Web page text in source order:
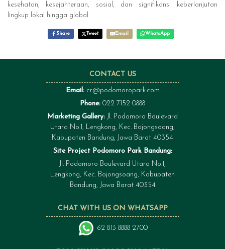
kesehatan, kesejahteraan, sosial, dan signifikansi keberlanjutan
lingkup lokal hingga global.
Share Tweet Email WhatsApp
CHAT WITH US ON WHATSAPP
62 813 8888 2700
CONTACT US
Email: cr@podomoropark.com
Phone: 022 7152 0888
Marketing Gallery: Jl. Podomoro Boulevard
Utara No.1, Lengkong, Kec. Bojongsoang,
Kabupaten Bandung, Jawa Barat 40354
Site Project Podomoro Park Bandung:
Jl. Podomoro Boulevard Utara No.1,
Lengkong, Kec. Bojongsoang, Kabupaten
Bandung, Jawa Barat 40354